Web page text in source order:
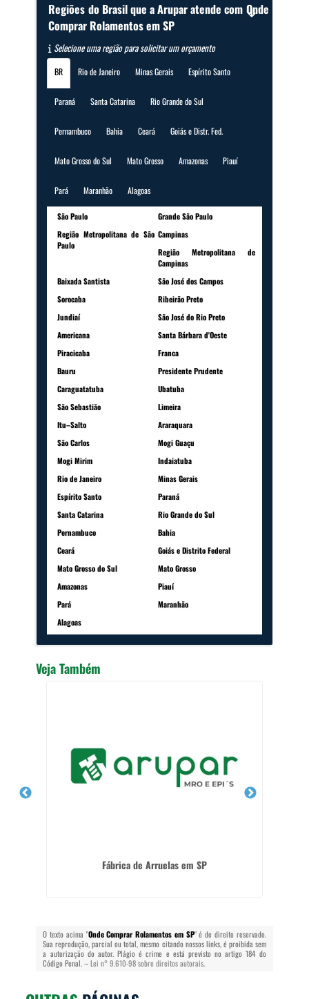
Regiões do Brasil que a Arupar atende com Onde
Comprar Rolamentos em SP
Selecione uma região para solicitar um orçamento
BR Rio de Janeiro Minas Gerais Espírito Santo
Paraná Santa Catarina Rio Grande do Sul
Pernambuco Bahia Ceará Goiás e Distr. Fed.
Mato Grosso do Sul Mato Grosso Amazonas Piauí
Pará Maranhão Alagoas
São Paulo
Grande São Paulo
Região Metropolitana de São
Paulo
Campinas
Região Metropolitana de
Campinas
Baixada Santista
São José dos Campos
Sorocaba
Ribeirão Preto
Jundiaí
São José do Rio Preto
Americana
Santa Bárbara d'Oeste
Piracicaba
Franca
Bauru
Presidente Prudente
Caraguatatuba
Ubatuba
São Sebastião
Limeira
Itu–Salto
Araraquara
São Carlos
Mogi Guaçu
Mogi Mirim
Indaiatuba
Rio de Janeiro
Minas Gerais
Espírito Santo
Paraná
Santa Catarina
Rio Grande do Sul
Pernambuco
Bahia
Ceará
Goiás e Distrito Federal
Mato Grosso do Sul
Mato Grosso
Amazonas
Piauí
Pará
Maranhão
Alagoas
Veja Também
Fábrica de Arruelas em SP
O texto acima "Onde Comprar Rolamentos em SP" é de direito reservado.
Sua reprodução, parcial ou total, mesmo citando nossos links, é proibida sem
a autorização do autor. Plágio é crime e está previsto no artigo 184 do
Código Penal. –Lei n° 9.610-98 sobre direitos autorais.